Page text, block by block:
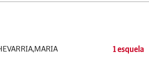
1 esquela